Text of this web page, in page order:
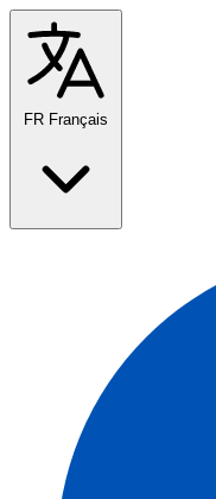
FR Français